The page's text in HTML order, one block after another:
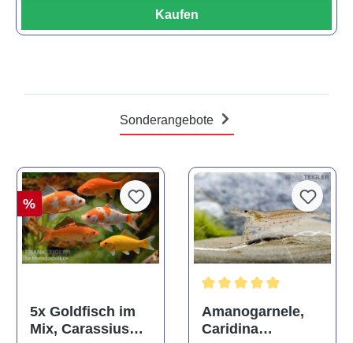
Kaufen
Sonderangebote
%
5x Goldfisch im
Mix, Carassius
Amanogarnele,
Caridina